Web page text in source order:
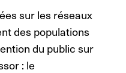
sur les réseaux
des populations
du public sur
: le